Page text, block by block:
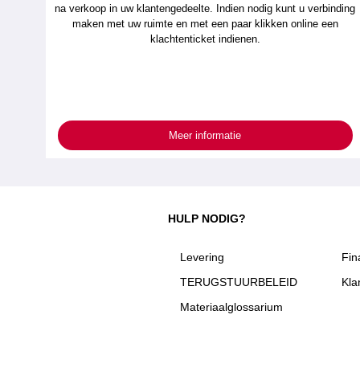
na verkoop in uw klantengedeelte. Indien nodig kunt u verbinding
maken met uw ruimte en met een paar klikken online een
klachtenticket indienen.
Meer informatie
HULP NODIG?
Levering
TERUGSTUURBELEID
Materiaalglossarium